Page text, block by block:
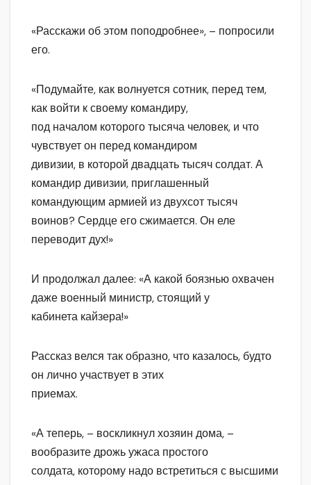
«Расскажи об этом поподробнее», – попросили
его.
«Подумайте, как волнуется сотник, перед тем,
как войти к своему командиру,
под началом которого тысяча человек, и что
чувствует он перед командиром
дивизии, в которой двадцать тысяч солдат. А
командир дивизии, приглашенный
командующим армией из двухсот тысяч
воинов? Сердце его сжимается. Он еле
переводит дух!»
И продолжал далее: «А какой боязнью охвачен
даже военный министр, стоящий у
кабинета кайзера!»
Рассказ велся так образно, что казалось, будто
он лично участвует в этих
приемах.
«А теперь, – воскликнул хозяин дома, –
вообразите дрожь ужаса простого
солдата, которому надо встретиться с высшими